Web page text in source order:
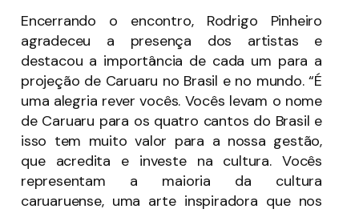
Encerrando o encontro, Rodrigo Pinheiro
agradeceu a presença dos artistas e
destacou a importância de cada um para a
projeção de Caruaru no Brasil e no mundo. “É
uma alegria rever vocês. Vocês levam o nome
de Caruaru para os quatro cantos do Brasil e
isso tem muito valor para a nossa gestão,
que acredita e investe na cultura. Vocês
representam a maioria da cultura
caruaruense, uma arte inspiradora que nos